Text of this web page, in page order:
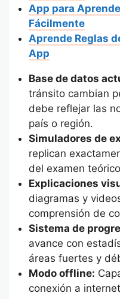
App para
Fácilmente
Aprende Reglas
App
Base de datos
tránsito cambian
debe reflejar las
país o región.
Simuladores de
replican
del examen
Explicaciones
diagramas y
comprensión de
Sistema de
avance con
áreas fuertes y
Modo offline:
conexión a